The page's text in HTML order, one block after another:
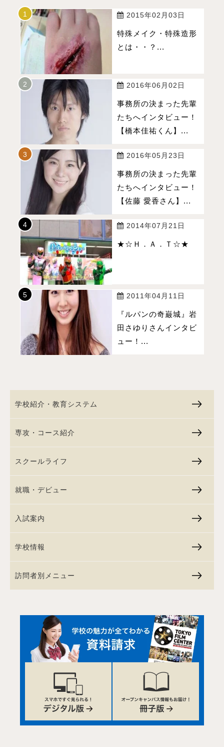
2015年02月03日
特殊メイク・特殊造形
とは・・？...
2016年06月02日
事務所の決まった先輩
たちへインタビュー！
【橋本佳祐くん】...
2016年05月23日
事務所の決まった先輩
たちへインタビュー！
【佐藤 愛香さん】...
2014年07月21日
★☆Ｈ．Ａ．Ｔ☆★
2011年04月11日
『ルパンの奇巌城』岩
田さゆりさんインタビ
ュー！...
学校紹介・教育システム
専攻・コース紹介
スクールライフ
就職・デビュー
入試案内
学校情報
訪問者別メニュー